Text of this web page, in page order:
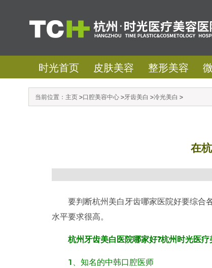
时光首页 皮肤美容 整形美容
当前位置： 主页>口腔美容中心>牙齿美白 >冷光美白 >
在
要判断杭州美白牙齿哪家医院好要综合
水平要求很高。
杭州牙齿美白医院哪家好?杭州时光医
1、知名的中韩口腔医师